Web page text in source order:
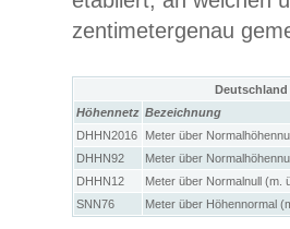
zentimetergenau
Höhennetz Bezeichnung
DHHN2016
Meter über
DHHN92
Meter über
DHHN12
Meter über Normalnull (m.
SNN76
Meter über Höhennormal